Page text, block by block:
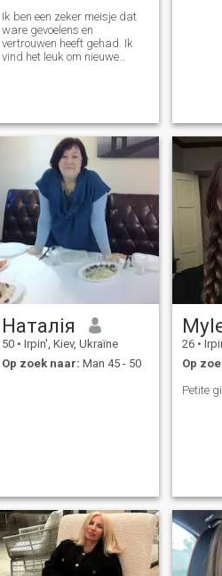
Ik ben een zeker meisje dat
ware gevoelens en
vertrouwen heeft gehad. Ik
vind het leuk om nieuwe
wederzijdse ondersteuning.
Наталія
50 • Irpin', Kiev, Ukraïne
Op zoek naar: Man 45 - 50
26 •
Op
Petite